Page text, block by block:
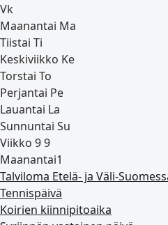
Vk
Maanantai Ma
Tiistai Ti
Keskiviikko Ke
Torstai To
Perjantai Pe
Lauantai La
Sunnuntai Su
Viikko 99
Maanantai1
Talviloma Etelä‑ ja
Tennispäivä
Koirien kiinnipitoaika